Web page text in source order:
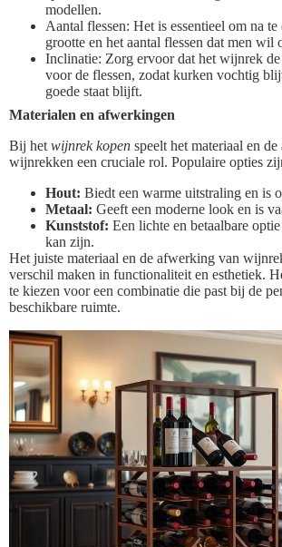
modellen.
Aantal flessen: Het is essentieel om na
grootte en het aantal flessen dat men wil
Inclinatie: Zorg ervoor dat het wijnrek
voor de flessen, zodat kurken vochtig
goede staat blijft.
Materialen en afwerkingen
Bij het wijnrek kopen speelt het materiaal en
wijnrekken een cruciale rol. Populaire opties
Hout: Biedt een warme uitstraling en is
Metaal: Geeft een moderne look en is
Kunststof: Een lichte en betaalbare
kan zijn.
Het juiste materiaal en de afwerking van
verschil maken in functionaliteit en esthetiek.
te kiezen voor een combinatie die past bij de
beschikbare ruimte.